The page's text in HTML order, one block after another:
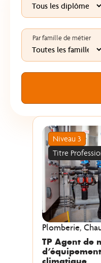
Par famille de métier
Niveau 3
Titre
Plomberie,
TP Agent de